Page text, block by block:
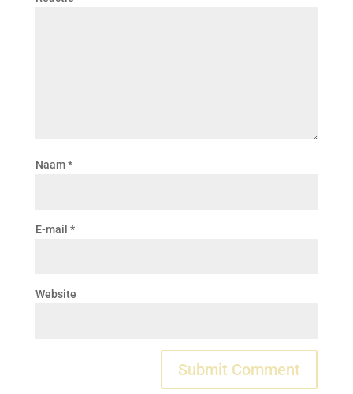
Naam*
E-mail *
Website